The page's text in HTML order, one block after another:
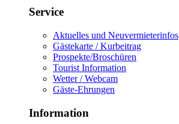
Service
Aktuelles und Neuvermieterinfos
Gästekarte / Kurbeitrag
Prospekte/Broschüren
Tourist Information
Wetter / Webcam
Gäste-Ehrungen
Information